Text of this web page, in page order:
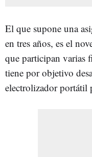
El que supone una
en tres años, es el
que participan varias
tiene por objetivo
electrolizador portátil